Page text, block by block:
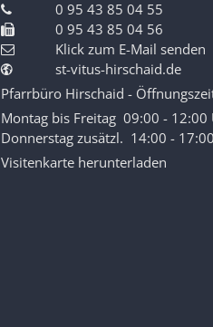
0 95 43 85 04 55
0 95 43 85 04 56
Klick zum E-Mail senden
st-vitus-hirschaid.de
Pfarrbüro Hirschaid -
Montag bis Freitag 09:00 - 12:00
Donnerstag zusätzl. 14:00 -
Visitenkarte herunterladen